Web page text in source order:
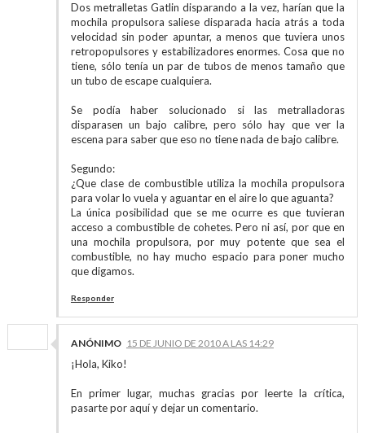
Dos metralletas Gatlin disparando a la vez, harían que la
mochila propulsora saliese disparada hacia atrás a toda
velocidad sin poder apuntar, a menos que tuviera unos
retropopulsores y estabilizadores enormes. Cosa que no
tiene, sólo tenía un par de tubos de menos tamaño que
un tubo de escape cualquiera.
Se podía haber solucionado si las metralladoras
disparasen un bajo calibre, pero sólo hay que ver la
escena para saber que eso no tiene nada de bajo calibre.
Segundo:
¿Que clase de combustible utiliza la mochila propulsora
para volar lo vuela y aguantar en el aire lo que aguanta?
La única posibilidad que se me ocurre es que tuvieran
acceso a combustible de cohetes. Pero ni así, por que en
una mochila propulsora, por muy potente que sea el
combustible, no hay mucho espacio para poner mucho
que digamos.
Responder
ANÓNIMO 15 DE JUNIO DE 2010 A LAS 14:29
¡Hola, Kiko!
En primer lugar, muchas gracias por leerte la crítica,
pasarte por aquí y dejar un comentario.